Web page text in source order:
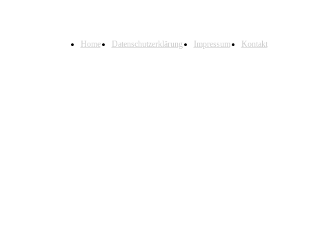
Home Datenschutzerklärung Impressum Kontakt